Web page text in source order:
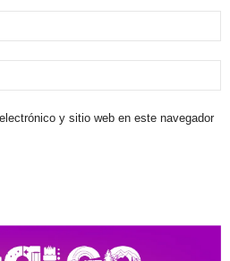
y sitio web en este navegador